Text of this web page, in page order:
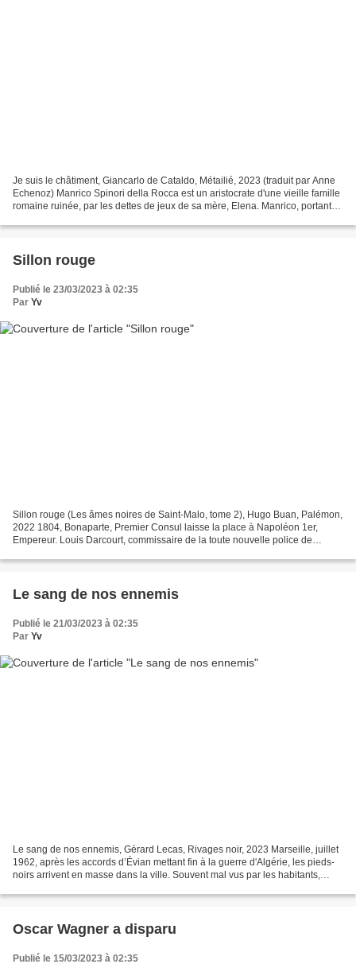
Je suis le châtiment, Giancarlo de Cataldo, Métailié, 2023 (traduit par Anne
Echenoz) Manrico Spinori della Rocca est un aristocrate d'une vieille famille
romaine ruinée, par les dettes de jeux de sa mère, Elena. Manrico, portant
Sillon rouge
Publié le 23/03/2023 à 02:35
Par Yv
Sillon rouge (Les âmes noires de Saint-Malo, tome 2), Hugo Buan, Palémon,
2022 1804, Bonaparte, Premier Consul laisse la place à Napoléon 1er,
Empereur. Louis Darcourt, commissaire de la toute nouvelle police de
Le sang de nos ennemis
Publié le 21/03/2023 à 02:35
Par Yv
Le sang de nos ennemis, Gérard Lecas, Rivages noir, 2023 Marseille, juillet
1962, après les accords d’Évian mettant fin à la guerre d'Algérie, les pieds-
noirs arrivent en masse dans la ville. Souvent mal vus par les habitants,
Oscar Wagner a disparu
Publié le 15/03/2023 à 02:35